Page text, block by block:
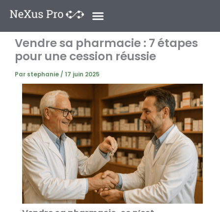
au
contenu
Vendre sa pharmacie : 7 étapes
pour une cession réussie
Par stephanie / 17 juin 2025